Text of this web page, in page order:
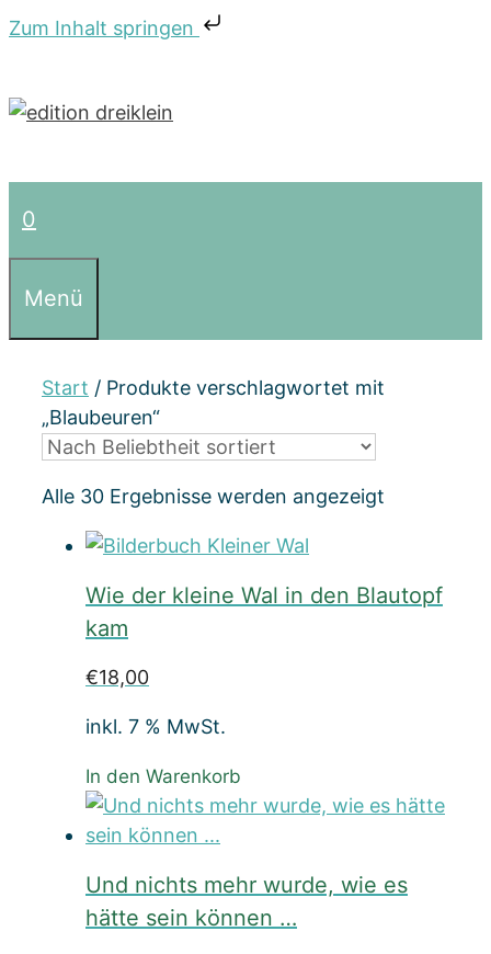
Zum Inhalt springen
springen
0
Menü
Start / Produkte verschlagwortet mit
„Blaubeuren“
Alle 30 Ergebnisse werden angezeigt
Wie der kleine Wal in den Blautopf
kam
€18,00
inkl. 7 % MwSt.
In den Warenkorb
Und nichts mehr wurde, wie es
hätte sein können …